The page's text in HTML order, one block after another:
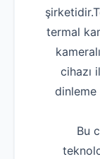
termal
cihazı
dinleme
Bu